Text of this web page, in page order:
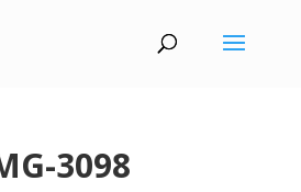
3098